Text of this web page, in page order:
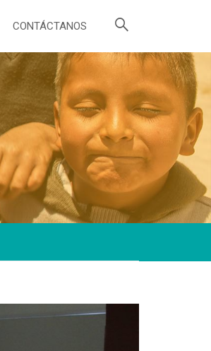
CONTÁCTANOS